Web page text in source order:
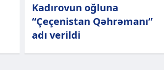
Kadırovun oğluna
“Çeçenistan Qəhrəmanı”
adı verildi